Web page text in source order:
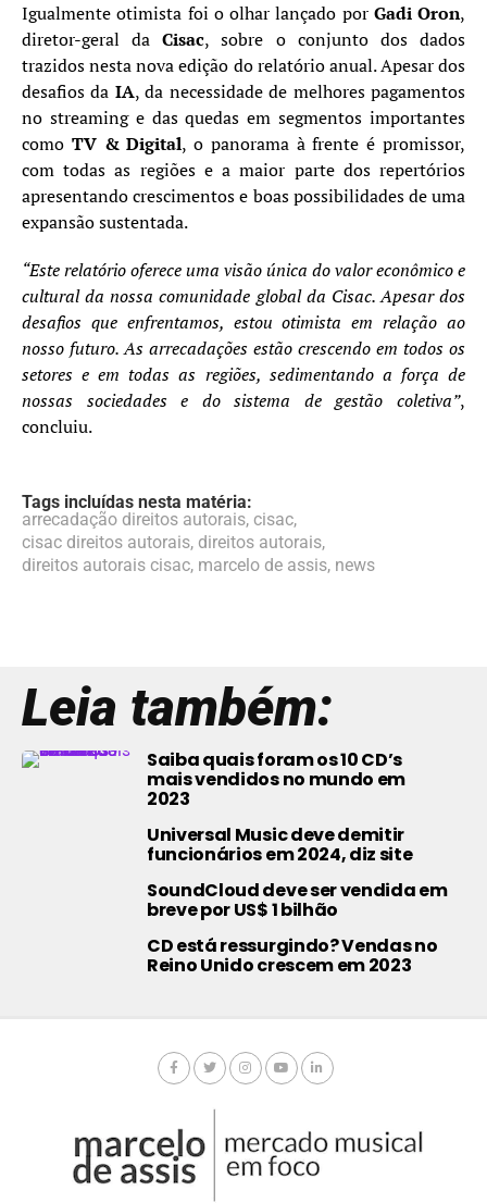
Igualmente otimista foi o olhar lançado porGadi Oron,
diretor-geral da Cisac, sobre o conjunto dos dados
trazidos nesta nova edição do relatório anual. Apesar dos
desafios da IA, da necessidade de melhores pagamentos
no streaming e das quedas em segmentos importantes
como TV & Digital, o panorama à frente é promissor,
com todas as regiões e a maior parte dos repertórios
apresentando crescimentos e boas possibilidades de uma
expansão sustentada.
“Este relatório oferece uma visão única do valor econômico e
cultural da nossa comunidade global da Cisac. Apesar dos
desafios que enfrentamos, estou otimista em relação ao
nosso futuro. As arrecadações estão crescendo em todos os
setores e em todas as regiões, sedimentando a força de
nossas sociedades e do sistema de gestão coletiva”,
concluiu.
Tags incluídas nesta matéria:
arrecadação direitos autorais, cisac,
cisac direitos autorais, direitos autorais,
direitos autorais cisac, marcelo de assis, news
Leia também:
Saiba quais foram os 10 CD’s
mais vendidos no mundo em
2023
Universal Music deve demitir
funcionários em 2024, diz site
SoundCloud deve ser vendida em
breve por US$ 1 bilhão
CD está ressurgindo? Vendas no
Reino Unido crescem em 2023